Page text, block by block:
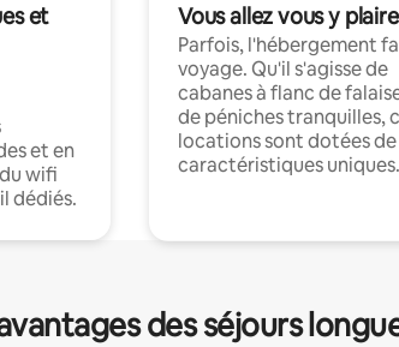
et
et en
wifi
dédiés.
Vous allez vous y plaire
Parfois, l'hébergement
voyage. Qu'il s'agisse de
cabanes à flanc de
de péniches tranquilles,
locations sont dotées de
caractéristiques uniques.
des séjours